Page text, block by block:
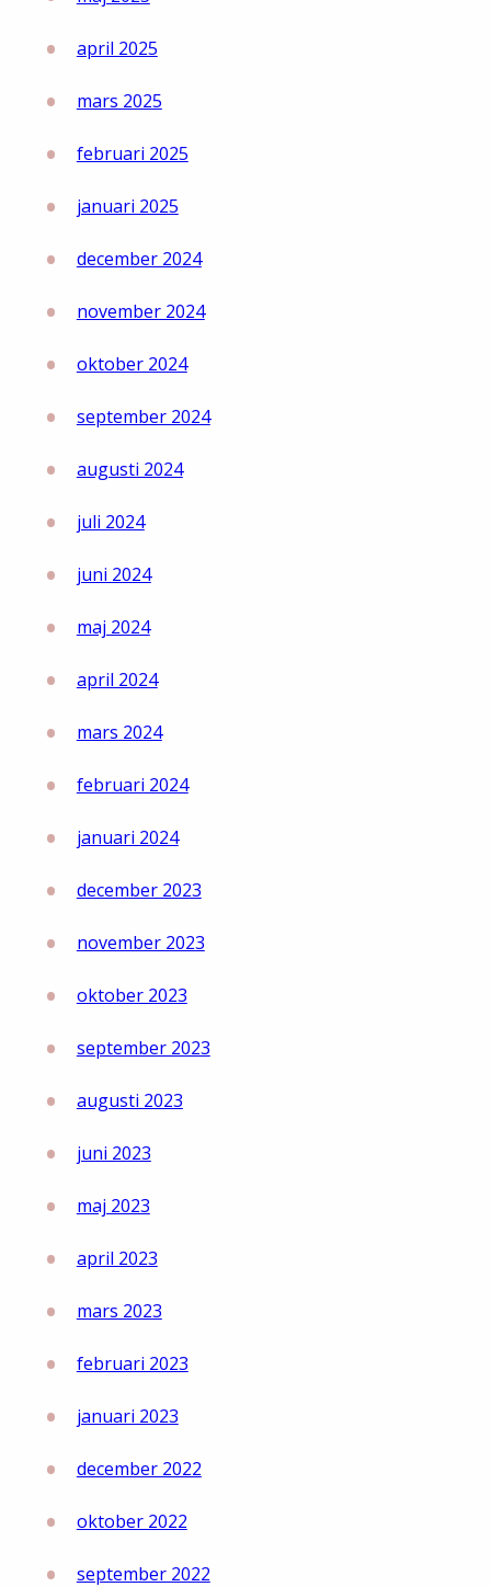
april 2025
mars 2025
februari 2025
januari 2025
december 2024
november 2024
oktober 2024
september 2024
augusti 2024
juli 2024
juni 2024
maj 2024
april 2024
mars 2024
februari 2024
januari 2024
december 2023
november 2023
oktober 2023
september 2023
augusti 2023
juni 2023
maj 2023
april 2023
mars 2023
februari 2023
januari 2023
december 2022
oktober 2022
september 2022